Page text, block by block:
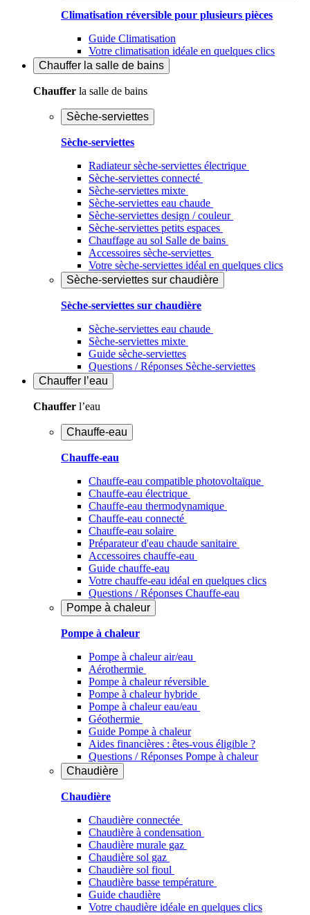
Climatisation réversible pour plusieurs pièces
Guide Climatisation
Votre climatisation idéale en quelques clics
Chauffer la salle de bains
Chauffer la salle de bains
Sèche-serviettes
Sèche-serviettes
Radiateur sèche-serviettes électrique
Sèche-serviettes connecté
Sèche-serviettes mixte
Sèche-serviettes eau chaude
Sèche-serviettes design / couleur
Sèche-serviettes petits espaces
Chauffage au sol Salle de bains
Accessoires sèche-serviettes
Votre sèche-serviettes idéal en quelques clics
Sèche-serviettes sur chaudière
Sèche-serviettes sur chaudière
Sèche-serviettes eau chaude
Sèche-serviettes mixte
Guide sèche-serviettes
Questions / Réponses Sèche-serviettes
Chauffer l’eau
Chauffer l’eau
Chauffe-eau
Chauffe-eau
Chauffe-eau compatible photovoltaïque
Chauffe-eau électrique
Chauffe-eau thermodynamique
Chauffe-eau connecté
Chauffe-eau solaire
Préparateur d'eau chaude sanitaire
Accessoires chauffe-eau
Guide chauffe-eau
Votre chauffe-eau idéal en quelques clics
Questions / Réponses Chauffe-eau
Pompe à chaleur
Pompe à chaleur
Pompe à chaleur air/eau
Aérothermie
Pompe à chaleur réversible
Pompe à chaleur hybride
Pompe à chaleur​ eau/eau
Géothermie
Guide Pompe à chaleur
Aides financières : êtes-vous éligible ?
Questions / Réponses Pompe à chaleur
Chaudière
Chaudière
Chaudière connectée
Chaudière à condensation
Chaudière murale gaz
Chaudière sol gaz
Chaudière sol fioul
Chaudière basse température
Guide chaudière
Votre chaudière idéale en quelques clics